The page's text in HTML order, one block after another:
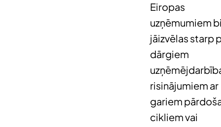
Eiropas
uzņēmumiem
jāizvēlas starp
dārgiem
risinājumiem ar
gariem
cikliem vai